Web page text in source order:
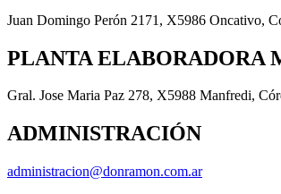
Juan Domingo Perón 2171, X5986 Oncativo,
PLANTA ELABORADORA
Gral. Jose Maria Paz 278, X5988 Manfredi,
ADMINISTRACIÓN
administracion@donramon.com.ar